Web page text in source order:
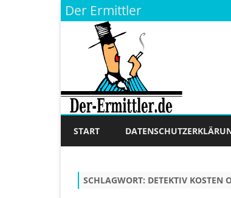
Der Ermittler
START
SCHLAGWORT: DETEKTIV KOSTEN